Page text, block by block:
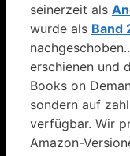
seinerzeit als
wurde als Band
erschienen und
Books on
sondern auf
verfügbar. Wir
Amazon-